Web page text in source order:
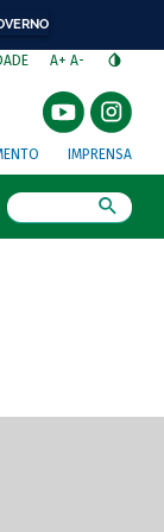
A+ A-
IMPRENSA